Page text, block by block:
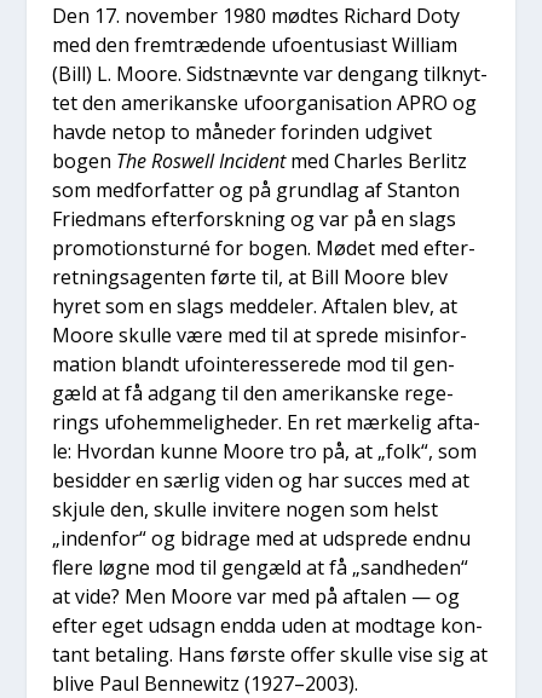
Den 17. novem­ber 1980 mød­tes Richard Doty
med den frem­træ­den­de ufo­en­tu­si­ast Wil­li­am
(Bill) L. Moo­re. Sidst­nævn­te var den­gang til­knyt­
tet den ame­ri­kan­ske ufo­or­ga­ni­sa­tion APRO og
hav­de net­op to måne­der for­in­den udgi­vet
bogen The Roswell Inci­dentmed Char­les Ber­litz
som med­for­fat­ter og på grund­lag af Stan­ton
Fri­ed­mans efter­forsk­ning og var på en slags
pro­mo­tions­tur­né for bogen. Mødet med efter­
ret­nings­a­gen­ten før­te til, at Bill Moo­re blev
hyret som en slags med­del­er. Afta­len blev, at
Moo­re skul­le være med til at spre­de mis­in­for­
ma­tion blandt ufo­in­ter­es­se­re­de mod til gen­
gæld at få adgang til den ame­ri­kan­ske rege­
rings ufo­hem­me­lig­he­der. En ret mær­ke­lig afta­
le: Hvor­dan kun­ne Moo­re tro på, at „folk“, som
besid­der en sær­lig viden og har suc­ces med at
skju­le den, skul­le invi­te­re nogen som helst
„inden­for“ og bidra­ge med at udspre­de end­nu
fle­re løg­ne mod til gen­gæld at få „sand­he­den“
at vide? Men Moo­re var med på afta­len — og
efter eget udsagn end­da uden at mod­ta­ge kon­
tant beta­ling. Hans før­ste offer skul­le vise sig at
bli­ve Paul Ben­newitz (1927–2003).